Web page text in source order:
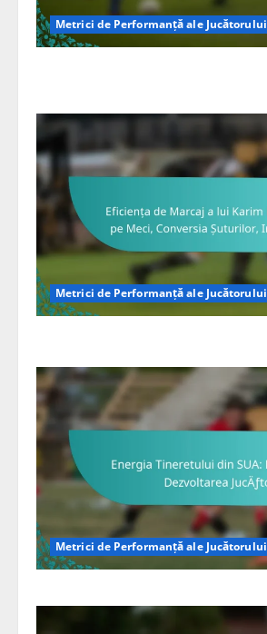
Metrici de Performanță ale Jucătorului
Metrici de Performanță ale Jucătorului
Metrici de Performanță ale Jucătorului